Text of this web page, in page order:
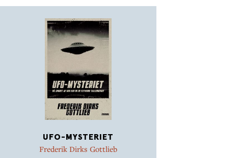
UFO-MYSTERIET
Frederik Dirks Gottlieb